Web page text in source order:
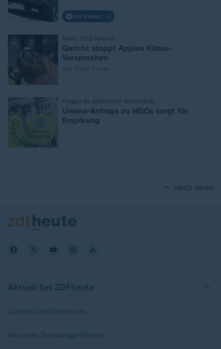
mit Video 1:32
Nicht CO2-neutral
Gericht stoppt Apples Klima-
Versprechen
Fragen zu politischer Neutralität
Unions-Anfrage zu NGOs sorgt für
Empörung
nach oben